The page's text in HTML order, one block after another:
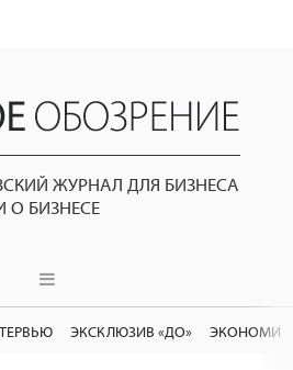
ЖУРНАЛ ДЛЯ БИЗНЕСА
О БИЗНЕСЕ
ЭКСКЛЮЗИВ «ДО»